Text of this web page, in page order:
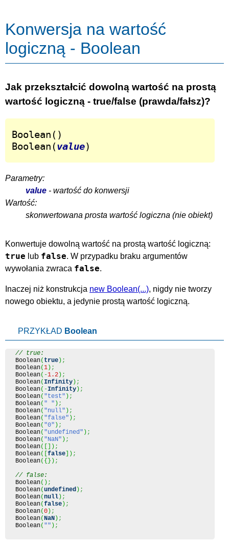
Konwersja na wartość
logiczną - Boolean
Jak przekształcić dowolną wartość na prostą
wartość logiczną - true/false (prawda/fałsz)?
Boolean()
Boolean(value)
Parametry:
value - wartość do konwersji
Wartość:
skonwertowana prosta wartość logiczna (nie obiekt)
Konwertuje dowolną wartość na prostą wartość logiczną:
true lub false. W przypadku braku argumentów
wywołania zwraca false.
Inaczej niż konstrukcja new Boolean(...), nigdy nie tworzy
nowego obiektu, a jedynie prostą wartość logiczną.
PRZYKŁAD Boolean
// true:
Boolean( true ) ;
Boolean(1 ) ;
Boolean( -1.2 ) ;
Boolean( Infinity ) ;
Boolean( -Infinity ) ;
Boolean( "test" ) ;
Boolean( " " ) ;
Boolean( "null" ) ;
Boolean( "false" ) ;
Boolean( "0" ) ;
Boolean( "undefined" ) ;
Boolean( "NaN" ) ;
Boolean( ) ;
Boolean( false ) ;
Boolean( { } ) ;
// false:
Boolean( ) ;
Boolean(undefined ) ;
Boolean(null ) ;
Boolean(false ) ;
Boolean(0 ) ;
Boolean(NaN ) ;
Boolean( "" ) ;